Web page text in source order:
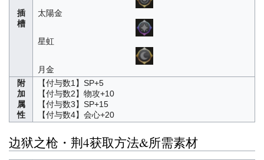
插
槽
太陽金
星虹
月金
附
加
属
性
【付与数1】SP+5
【付与数2】物攻+10
【付与数3】SP+15
【付与数4】会心+20
边狱之枪・荆4获取方法&所需素材